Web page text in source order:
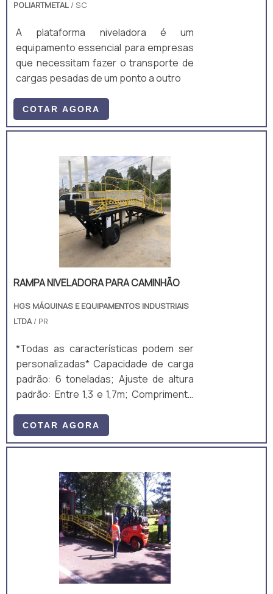
POLIARTMETAL / SC
A plataforma niveladora é um
equipamento essencial para empresas
que necessitam fazer o transporte de
cargas pesadas de um ponto a outro
COTAR AGORA
RAMPA NIVELADORA PARA CAMINHÃO
HGS MÁQUINAS E EQUIPAMENTOS INDUSTRIAIS
LTDA/ PR
*Todas as características podem ser
personalizadas* Capacidade de carga
padrão: 6 toneladas; Ajuste de altura
padrão: Entre 1,3 e 1,7m; Comprimento
2m; Ajuste de altura padrão: Manual,
mecânico, por manivela; Equipamento
carbono A36, composto por perfis
laminados U, I e chapas. A estrutura é
um monobloco, unido através de
soldagem MIG/MAG. • Acompanha: (a)
ART de Projeto e Fabricação; e (b)
Manual técnico;
COTAR AGORA